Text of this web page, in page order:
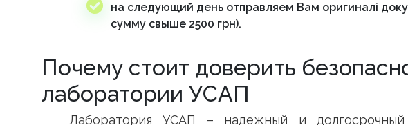
на следующий день отправляем Вам оригиналі
сумму свыше 2500 грн).
Почему стоит доверить
лаборатории УСАП
Лаборатория УСАП – надежный и долгосрочный